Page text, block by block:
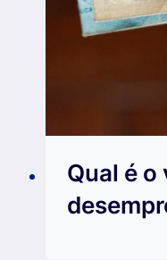
Qual é